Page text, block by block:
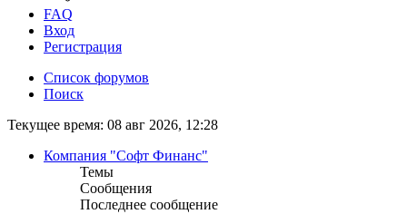
FAQ
Вход
Регистрация
Список форумов
Поиск
Текущее время: 08 авг 2026, 12:28
Компания "Софт Финанс"
Темы
Сообщения
Последнее сообщение